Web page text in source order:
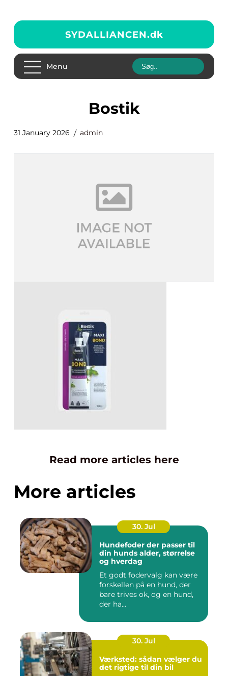
SYDALLIANCEN.dk
Menu
Bostik
31 January 2026 admin
Read more articles here
More articles
30. Jul
Hundefoder der passer til
din hunds alder, størrelse
og hverdag
Et godt fodervalg kan være
forskellen på en hund, der
bare trives ok, og en hund,
der ha...
30. Jul
Værksted: sådan vælger du
det rigtige til din bil